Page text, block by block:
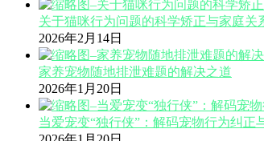
关于猫咪行为问题的科学矫正与家庭关
2026年2月14日
家养宠物随地排泄难题的解决之道
2026年1月20日
当爱宠变“独行侠”：解码宠物行为纠正